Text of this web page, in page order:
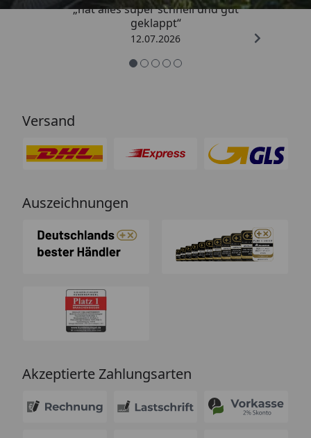
„hat alles super schnell und gut
geklappt“
12.07.2026
Versand
Auszeichnungen
Akzeptierte Zahlungsarten